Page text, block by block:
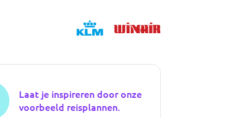
Laat je inspireren door onze
voorbeeld reisplannen.